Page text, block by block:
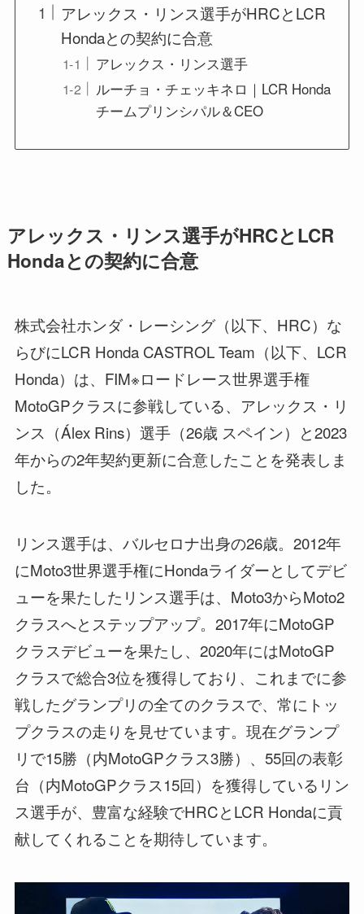
アレックス・リンス選手がHRCとLCR
Hondaとの契約に合意
アレックス・リンス選手
ルーチョ・チェッキネロ｜LCR Honda
チームプリンシパル＆CEO
アレックス・リンス選手がHRCとLCR
Hondaとの契約に合意
株式会社ホンダ・レーシング（以下、HRC）な
らびにLCR Honda CASTROL Team（以下、LCR
Honda）は、FIM※ロードレース世界選手権
MotoGPクラスに参戦している、アレックス・リ
ンス（Álex Rins）選手（26歳 スペイン）と2023
年からの2年契約更新に合意したことを発表しま
した。
リンス選手は、バルセロナ出身の26歳。2012年
にMoto3世界選手権にHondaライダーとしてデビ
ューを果たしたリンス選手は、Moto3からMoto2
クラスへとステップアップ。2017年にMotoGP
クラスデビューを果たし、2020年にはMotoGP
クラスで総合3位を獲得しており、これまでに参
戦したグランプリの全てのクラスで、常にトッ
プクラスの走りを見せています。現在グランプ
リで15勝（内MotoGPクラス3勝）、55回の表彰
台（内MotoGPクラス15回）を獲得しているリン
ス選手が、豊富な経験でHRCとLCR Hondaに貢
献してくれることを期待しています。